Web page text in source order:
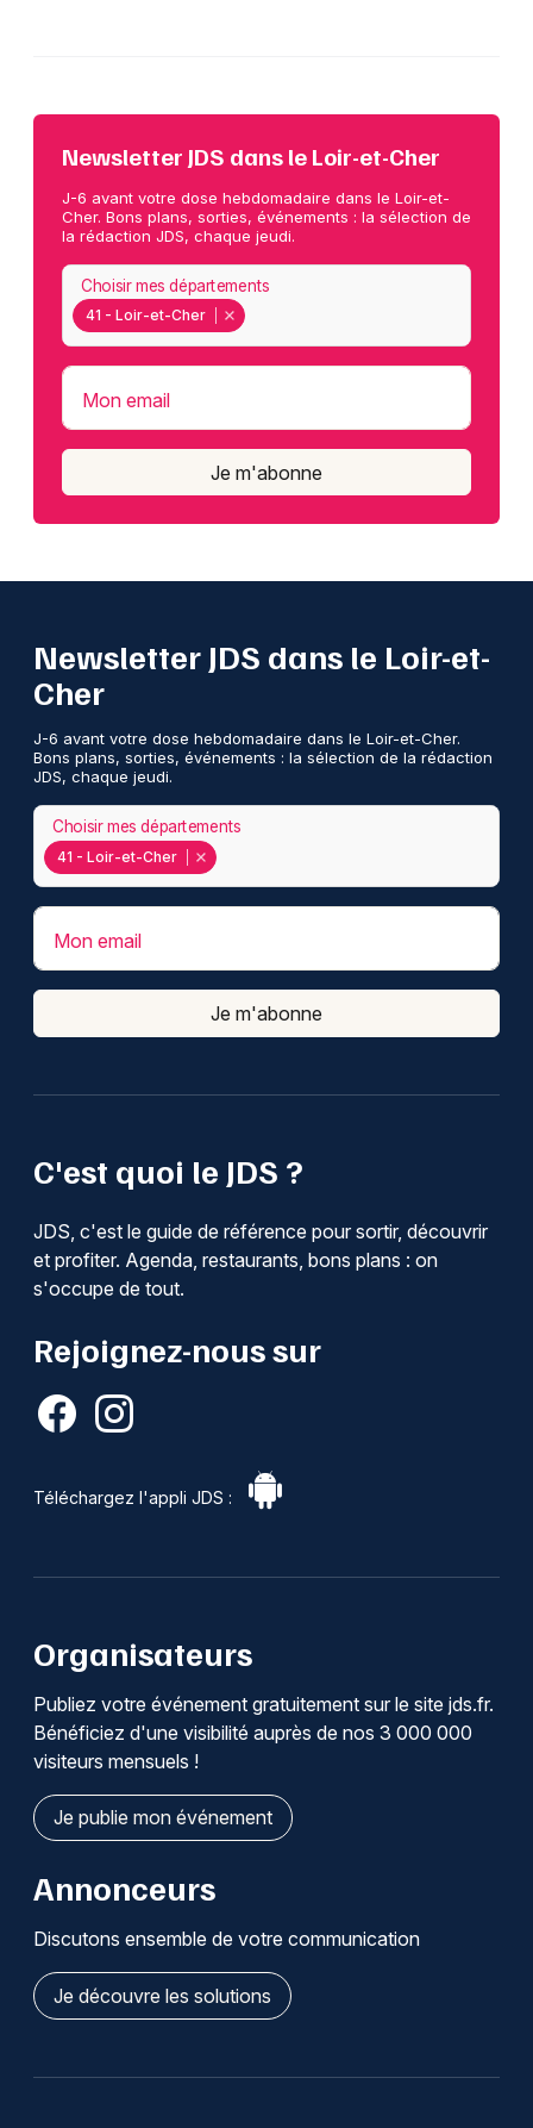
Newsletter JDS dans le Loir-et-Cher
J-6 avant votre dose hebdomadaire dans le Loir-et-
Cher. Bons plans, sorties, événements : la sélection de
la rédaction JDS, chaque jeudi.
41 - Loir-et-Cher
Choisir mes départements
Mon email
Je m'abonne
C'est quoi le JDS ?
JDS, c'est le guide de référence pour sortir, découvrir
et profiter. Agenda, restaurants, bons plans : on
s'occupe de tout.
Rejoignez-nous sur
Téléchargez l'appli JDS :
Newsletter JDS dans le Loir-et-
Cher
J-6 avant votre dose hebdomadaire dans le Loir-et-Cher.
Bons plans, sorties, événements : la sélection de la rédaction
JDS, chaque jeudi.
41 - Loir-et-Cher
Choisir mes départements
Mon email
Je m'abonne
Organisateurs
Publiez votre événement gratuitement sur le site jds.fr.
Bénéficiez d'une visibilité auprès de nos 3 000 000
visiteurs mensuels !
Je publie mon événement
Annonceurs
Discutons ensemble de votre communication
Je découvre les solutions